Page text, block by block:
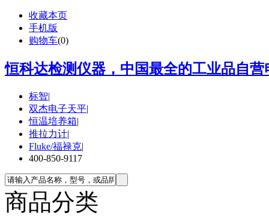
收藏本页
手机版
购物车(0)
恒科达检测仪器，中国最全的工业品自
标智|
双杰电子天平|
恒温培养箱|
推拉力计|
Fluke/福禄克|
400-850-9117
商品分类